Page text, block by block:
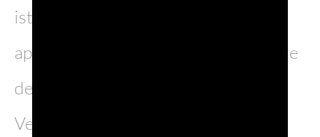
istante. Quattro luoghi “Instagram
approved” che fanno parte delle terre
del Prosecco DOC e si sviluppano in
Veneto e Friuli Venezia Giulia.